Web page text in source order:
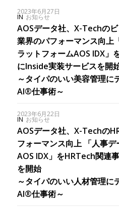
2023年6月27日
IN お知らせ
AOSデータ社、X-Techの
業界のパフォーマンス向上
ラットフォームAOS IDX
にInside実装サービスを開
～タイパのいい美容管理
AI®仕事術～
2023年6月22日
IN お知らせ
AOSデータ社、X-Techの
フォーマンス向上 「人事
AOS IDX」をHRTech関連
を開始
～タイパのいい人材管理
AI®仕事術～